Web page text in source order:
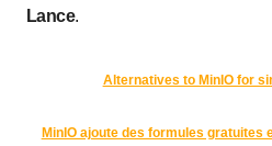
Lance.
Alternatives to MinIO for
MinIO ajoute des formules gratuites